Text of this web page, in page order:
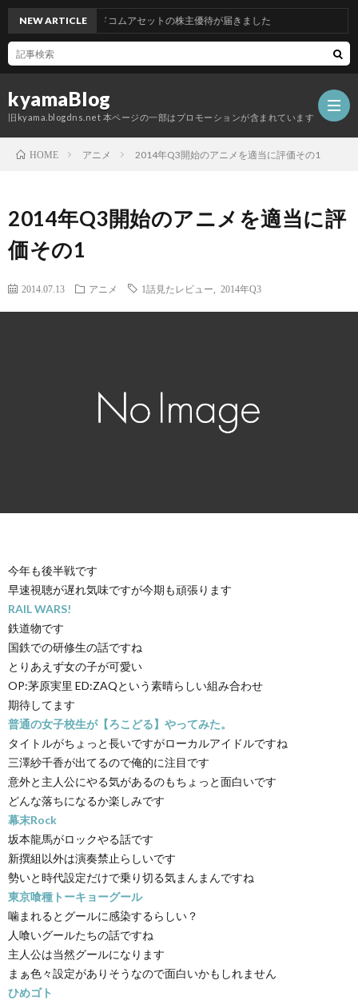
kyamaBlog
旧kyama.blogdns.net 本ページの一部はプロモーションが含まれています
NEW ARTICLEグッドコムアセットの株主優待が届きました
HOME アニメ 2014年Q3開始のアニメを適当に評価その1
2014年Q3開始のアニメを適当に評
価その1
2014.07.13 アニメ 1話見たレビュー 2014年Q3
今年も後半戦です
早速視聴が遅れ気味ですが今期も頑張ります
RAIL WARS!
鉄道物です
国鉄での研修生の話ですね
とりあえず女の子が可愛い
OP:茅原実里 ED:ZAQという素晴らしい組み合わせ
期待してます
普通の女子校生が【ろこどる】やってみた。
タイトルがちょっと長いですがローカルアイドルですね
三澤紗千香が出てるので俺的に注目です
意外と主人公にやる気があるのもちょっと面白いです
どんな落ちになるか楽しみです
幕末Rock
坂本龍馬がロックやる話です
新撰組以外は演奏禁止らしいです
勢いと時代設定だけで乗り切る気まんまんですね
東京喰種トーキョーグール
噛まれるとグールに感染するらしい？
人喰いグールたちの話ですね
主人公は当然グールになります
まぁ色々設定がありそうなので面白いかもしれません
ひめゴト